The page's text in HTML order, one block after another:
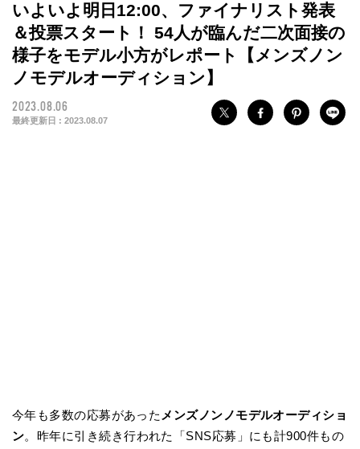
いよいよ明日12:00、ファイナリスト発表
＆投票スタート！ 54人が臨んだ二次面接の
様子をモデル小方がレポート【メンズノン
ノモデルオーディション】
2023.08.06
最終更新日 : 2023.08.07
今年も多数の応募があった メンズノンノモデルオーディショ
ン。昨年に引き続き行われた「SNS応募」にも計900件もの